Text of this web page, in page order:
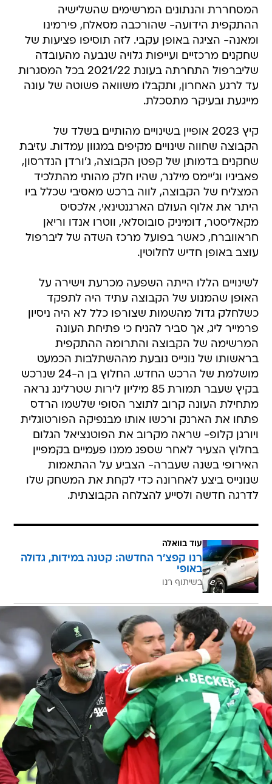
המסחררת והנתונים המרשימים שהשלישיה
ההתקפית הידועה- שהורכבה מסאלח, פירמינו
ומאנה- הציגה באופן עקבי. לזה תוסיפו פציעות של
שחקנים מרכזיים ועייפות גלויה שנבעה מהעובדה
שליברפול התחרתה בעונת 2021/22 בכל המסגרות
עד לרגע האחרון, ותקבלו משוואה פשוטה של עונה
מייגעת ובעיקר מתסכלת.
קיץ 2023 אופיין בשינויים מהותיים בשלד של
הקבוצה שחווה שינויים מקיפים במגוון עמדות. עזיבת
שחקנים בדמותן של קפטן הקבוצה, ג'ורדן הנדרסון,
פאביניו וג'יימס מילנר, שהיו חלק מהותי מהתלכיד
המצליח של הקבוצה, לווה ברכש מאסיבי שכלל ביו
היתר את אלוף העולם הארגנטינאי, אלכסיס
מקאליסטר, דומיניק סובוסלאי, ווטרו אנדו וריאן
חראווברח, כאשר בפועל מרכז השדה של ליברפול
עוצב באופן חדיש לחלוטין.
לשינויים הללו הייתה השפעה מכרעת וישירה על
האופן שהמנוע של הקבוצה עתיד היה לתפקד
כשלחלק גדול מהשמות שצורפו כלל לא היה ניסיון
פרמייר ליג, אך סביר להניח כי פתיחת העונה
המרשימה של הקבוצה והתרומה ההתקפית
בראשותו של נונייס נובעת מההשתלבות הכמעט
מושלמת של הרכש החדש. החלוץ בן ה-24 שנרכש
בקיץ שעבר תמורת 85 מיליון לירות שטרלינג נראה
מתחילת העונה קרוב לתוצר הסופי שלשמו הרדס
פתחו את הארנק ורכשו אותו מבנפיקה הפורטוגלית
ויורגן קלופ- שראה מקרוב את הפוטנציאל הגלום
בחלוץ הצעיר לאחר שספג ממנו פעמיים בקמפיין
האירופי בשנה שעברה- הצביע על ההתאמות
שנונייס ביצע לאחרונה כדי לקחת את המשחק שלו
לדרגה חדשה ולסייע להצלחה הקבוצתית.
עוד בוואלה
רנו קפצ'ר החדשה: קטנה במידות, גדולה
באופי
בשיתוף רנו